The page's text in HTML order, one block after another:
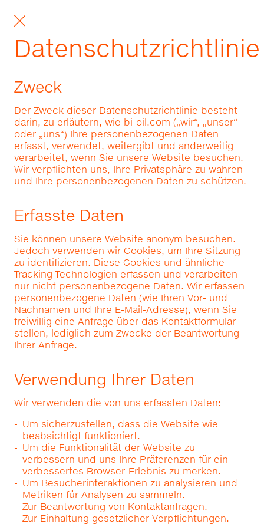
Datenschutzrichtlinie
Zweck
Der Zweck dieser Datenschutzrichtlinie besteht
darin, zu erläutern, wie bi-oil.com („wir“, „unser“
oder „uns“) Ihre personenbezogenen Daten
erfasst, verwendet, weitergibt und anderweitig
verarbeitet, wenn Sie unsere Website besuchen.
Wir verpflichten uns, Ihre Privatsphäre zu wahren
und Ihre personenbezogenen Daten zu schützen.
Erfasste Daten
Sie können unsere Website anonym besuchen.
Jedoch verwenden wir Cookies, um Ihre Sitzung
zu identifizieren. Diese Cookies und ähnliche
Tracking-Technologien erfassen und verarbeiten
nur nicht personenbezogene Daten. Wir erfassen
personenbezogene Daten (wie Ihren Vor- und
Nachnamen und Ihre E-Mail-Adresse), wenn Sie
freiwillig eine Anfrage über das Kontaktformular
stellen, lediglich zum Zwecke der Beantwortung
Ihrer Anfrage.
Verwendung Ihrer Daten
Wir verwenden die von uns erfassten Daten:
Um sicherzustellen, dass die Website wie
beabsichtigt funktioniert.
Um die Funktionalität der Website zu
verbessern und uns Ihre Präferenzen für ein
verbessertes Browser-Erlebnis zu merken.
Um Besucherinteraktionen zu analysieren und
Metriken für Analysen zu sammeln.
Zur Beantwortung von Kontaktanfragen.
Zur Einhaltung gesetzlicher Verpflichtungen.